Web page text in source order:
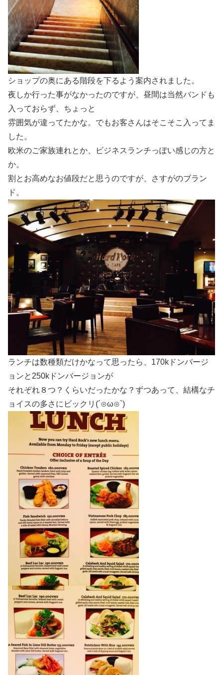
ショップの奥にある階段を下るよう案内されました。
夜しか行った事がなかったのですが、昼間は当然バンドも
入っておらず、ちょっと
雰囲気が違ってたかな。でもお客さんはそこそこ入ってま
した。
欧米のご家族連れとか、ビジネスランチっぽい感じの方と
か。
割とお高めなお値段だと思うのですが、さすがのブラン
ド。
ランチは数種類だけかなって思ったら、170kドンバージ
ョンと250kドンバージョンが
それぞれ８つ？くらいだったかな？ずつあって、結構なチ
ョイスの多さにビックリ(´⊙ω⊙`)